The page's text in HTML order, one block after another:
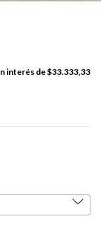
interés de$33.333,33